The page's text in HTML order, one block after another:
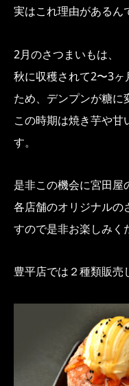
実はこれ理由があるん
2月のさつまいもは、
秋に収穫されて2〜3
ため、デンプンが糖に
この時期は焼き芋や甘
す。
是非この機会に宮田屋
各店舗のオリジナルの
すので是非お楽しみく
豊平店では２種類販売